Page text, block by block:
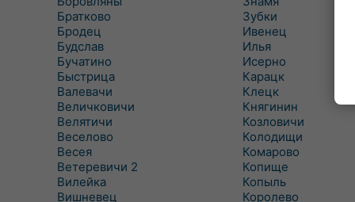
Братково
Бродец
Будслав
Бучатино
Быстрица
Валевачи
Величковичи
Велятичи
Веселово
Весея
Ветеревичи 2
Вилейка
Вишневец
Зубки
Ивенец
Илья
Исерно
Карацк
Клецк
Княгинин
Козловичи
Колодищи
Комарово
Копище
Копыль
Королево